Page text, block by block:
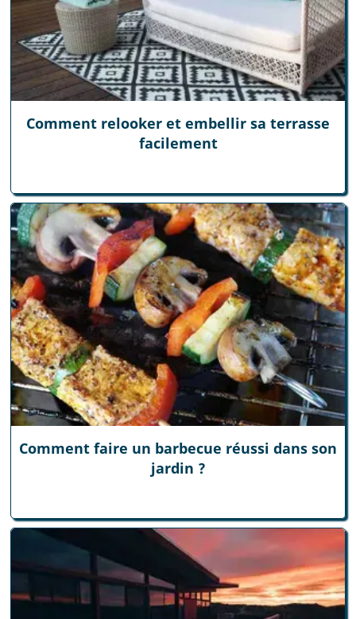
Comment relooker et embellir sa terrasse
facilement
Comment faire un barbecue réussi dans son
jardin ?